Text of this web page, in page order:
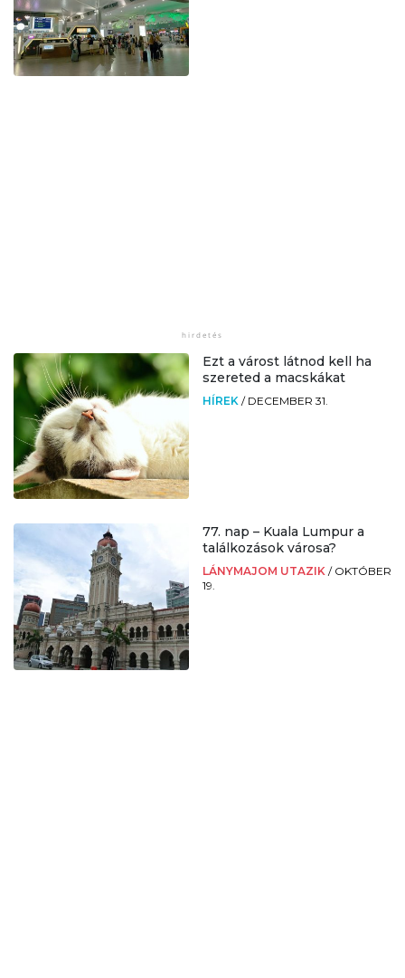
Ezt a várost látnod kell ha
szereted a macskákat
HÍREK / DECEMBER 31.
77. nap – Kuala Lumpur a
találkozások városa?
LÁNYMAJOM UTAZIK / OKTÓBER
19.